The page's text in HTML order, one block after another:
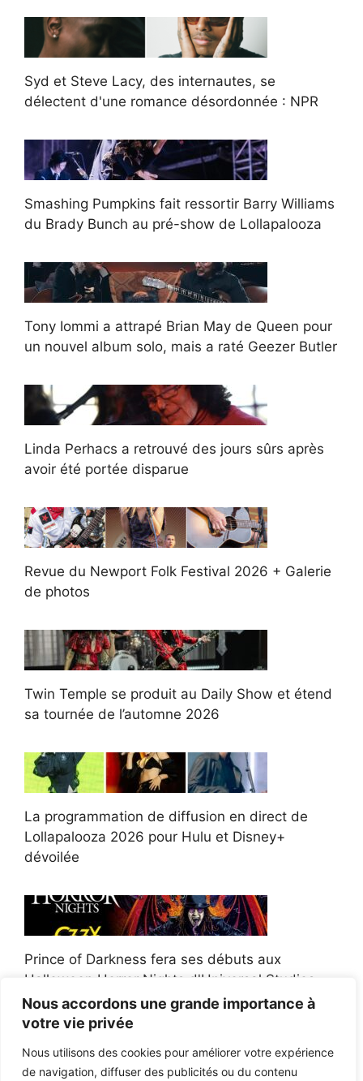
Nous accordons une grande importance à
votre vie privée
Nous utilisons des cookies pour améliorer votre expérience
de navigation, diffuser des publicités ou du contenu
Syd et Steve Lacy, des internautes, se
délectent d'une romance désordonnée : NPR
Smashing Pumpkins fait ressortir Barry Williams
du Brady Bunch au pré-show de Lollapalooza
Tony Iommi a attrapé Brian May de Queen pour
un nouvel album solo, mais a raté Geezer Butler
Linda Perhacs a retrouvé des jours sûrs après
avoir été portée disparue
Revue du Newport Folk Festival 2026 + Galerie
de photos
Twin Temple se produit au Daily Show et étend
sa tournée de l’automne 2026
La programmation de diffusion en direct de
Lollapalooza 2026 pour Hulu et Disney+
dévoilée
Prince of Darkness fera ses débuts aux
Halloween Horror Nights d'Universal Studios